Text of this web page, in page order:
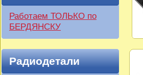
Работаем ТОЛЬКО по
БЕРДЯНСКУ
Радиодетали